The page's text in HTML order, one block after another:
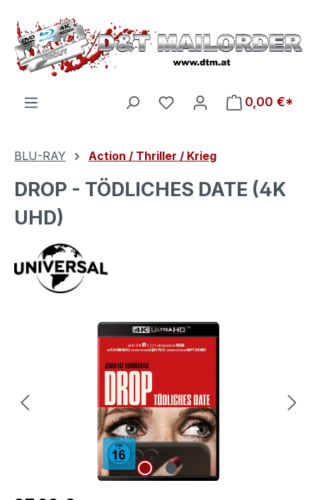
Zum Hauptinhalt springen
Du hast 0 Produkte auf
0,00 €*
BLU-RAY Action / Thriller / Krieg
DROP - TÖDLICHES DATE (4K
UHD)
Bildergalerie überspringen